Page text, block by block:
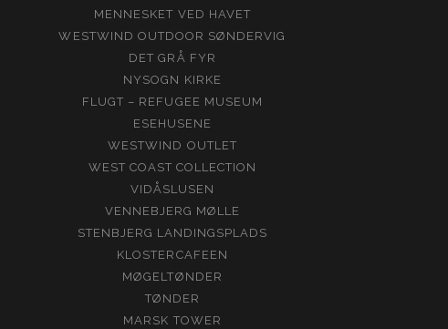
MENNESKET VED HAVET
WESTWIND OUTDOOR SØNDERVIG
DET GRÅ FYR
NYSOGN KIRKE
FLUGT – REFUGEE MUSEUM
ESEHUSENE
WESTWIND OUTLET
WEST COAST COLLECTION
VIDÅSLUSEN
VENNEBJERG MØLLE
STENBJERG LANDINGSPLADS
KLOSTERCAFEEN
MØGELTØNDER
TØNDER
MARSK TOWER